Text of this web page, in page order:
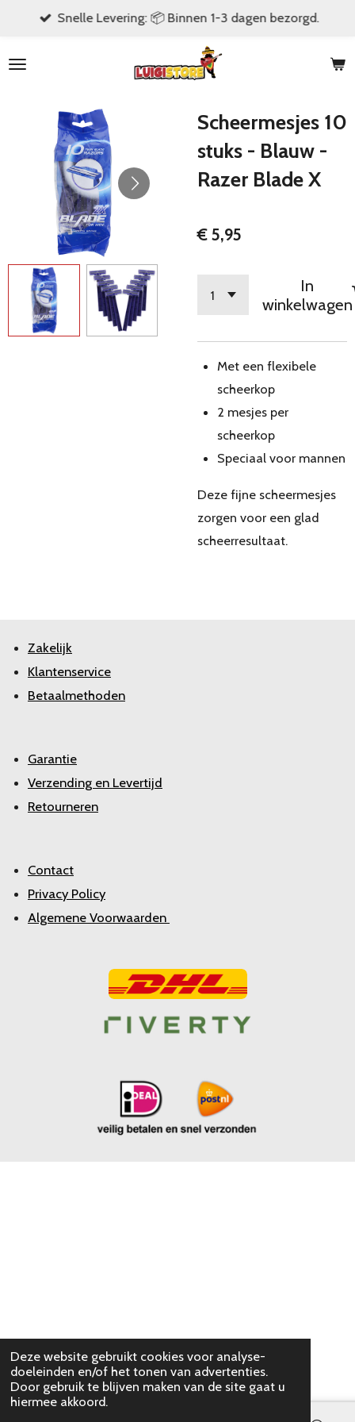
Deze website gebruikt cookies voor analyse-
doeleinden en/of het tonen van advertenties.
Door gebruik te blijven maken van de site gaat u
hiermee akkoord.
naar
hoofdinhoud
Snelle Levering: 📦 Binnen 1-3 dagen bezorgd.
Scheermesjes 10
stuks - Blauw -
Razer Blade X
€ 5,95
In
winkelwagen
Met een flexibele
scheerkop
2 mesjes per
scheerkop
Speciaal voor mannen
Deze fijne scheermesjes
zorgen voor een glad
scheerresultaat.
Zakelijk
Klantenservice
Betaalmethoden
Garantie
Verzending en Levertijd
Retourneren
Contact
Privacy Policy
Algemene Voorwaarden